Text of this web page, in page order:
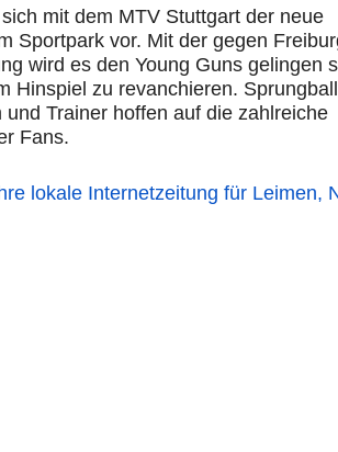
mit dem MTV Stuttgart der neue
Sportpark vor. Mit der gegen
wird es den Young Guns gelingen
Hinspiel zu revanchieren.
und Trainer hoffen auf die zahlreiche
Fans.
lokale Internetzeitung für Leimen,